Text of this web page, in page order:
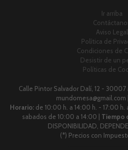
Ir arriba
Aviso Legal
Política de
Condiciones de
Desistir de un
Políticas de
Calle Pintor Salvador Dalí, 12 - 30007
mundomesa@gmail.com |
Horario: de 10:00 h. a 14:00 h. - 17:00
sabados de 10:00 a 14:00 | Tiempo
DISPONIBILIDAD,
(*) Precios con